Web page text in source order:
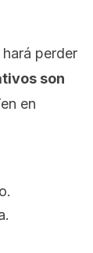
perder
son
en